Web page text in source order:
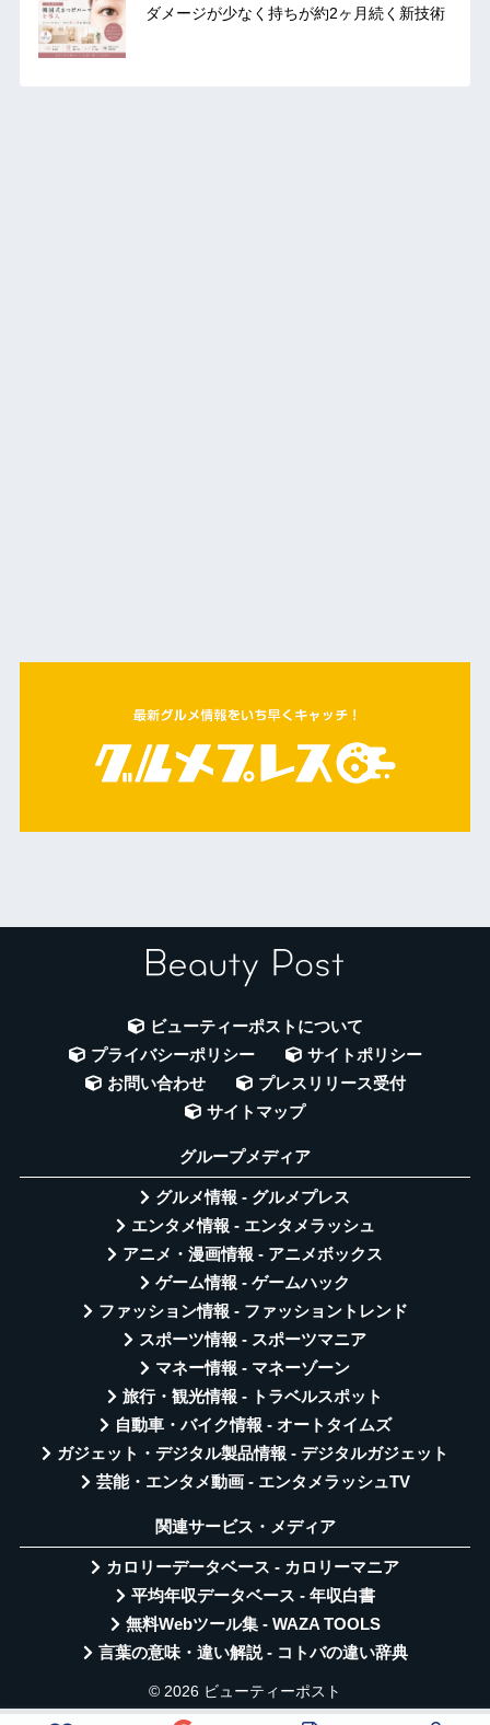
ダメージが少なく持ちが約2ヶ月続く新技術
ビューティーポストについて
プライバシーポリシー
サイトポリシー
お問い合わせ
プレスリリース受付
サイトマップ
グループメディア
グルメ情報 - グルメプレス
エンタメ情報 - エンタメラッシュ
アニメ・漫画情報 - アニメボックス
ゲーム情報 - ゲームハック
ファッション情報 - ファッショントレンド
スポーツ情報 - スポーツマニア
マネー情報 - マネーゾーン
旅行・観光情報 - トラベルスポット
自動車・バイク情報 - オートタイムズ
ガジェット・デジタル製品情報 - デジタルガジェット
芸能・エンタメ動画 - エンタメラッシュTV
関連サービス・メディア
カロリーデータベース - カロリーマニア
平均年収データベース - 年収白書
無料Webツール集 - WAZA TOOLS
言葉の意味・違い解説 - コトバの違い辞典
© 2026 ビューティーポスト